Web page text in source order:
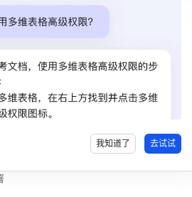
我知道了 去试试
流程​
对比​